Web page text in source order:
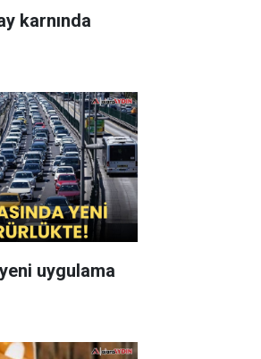
karnında
uygulama